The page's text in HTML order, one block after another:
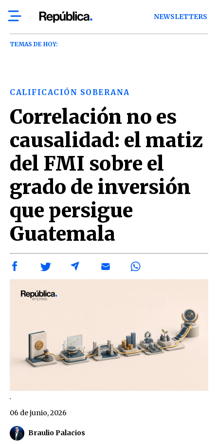
NEWSLETTERS
TEMAS DE HOY:
CALIFICACIÓN SOBERANA
Correlación no es
causalidad: el matiz
del FMI sobre el
grado de inversión
que persigue
Guatemala
.
Braulio Palacios
06 de junio, 2026